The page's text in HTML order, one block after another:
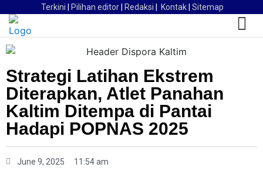
Terkini Pilihan editor Redaksi Kontak Sitemap
Strategi Latihan Ekstrem
Diterapkan, Atlet Panahan
Kaltim Ditempa di Pantai
Hadapi POPNAS 2025
June 9, 2025 11:54 am